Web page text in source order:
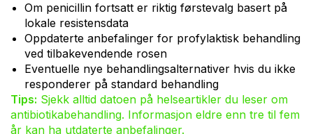
Om penicillin fortsatt er riktig førstevalg basert på
lokale resistensdata
Oppdaterte anbefalinger for profylaktisk behandling
ved tilbakevendende rosen
Eventuelle nye behandlingsalternativer hvis du ikke
responderer på standard behandling
Tips: Sjekk alltid datoen på helseartikler du leser om
antibiotikabehandling. Informasjon eldre enn tre til fem
år kan ha utdaterte anbefalinger.